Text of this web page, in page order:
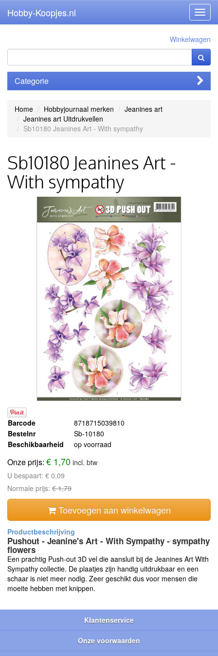
Hobby-Koopjes.nl
Winkelwagen
Categorie
Home Hobbyjournaal merken
Jeanines art
Jeanines art Uitdrukvellen
Sb10180 Jeanines Art - With sympathy
Sb10180 Jeanines Art -
With sympathy
Barcode
8718715039810
Bestelnr
Sb-10180
Beschikbaarheid
op voorraad
Onze prijs: € 1,70incl. btw
U bespaart: € 0,09
Normale prijs: € 1,79
Toevoegen aan winkelwagen
Pushout - Jeanine's Art - With Sympathy - sympathy
flowers
Een prachtig Push-out 3D vel die aansluit bij de Jeanines Art With
Sympathy collectie. De plaatjes zijn handig uitdrukbaar en een
schaar is niet meer nodig. Zeer geschikt dus voor mensen die
moeite hebben met knippen.
Klantenservice
Onze voorwaarden